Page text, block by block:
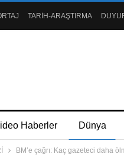
TARİH-ARAŞTIRMA
Haberler Dünya
BM’e çağrı: Kaç gazeteci daha